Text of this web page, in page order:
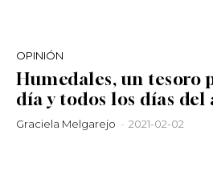
OPINIÓN
Humedales, un tesoro
día y todos los días del
Graciela Melgarejo - 2021-02-02